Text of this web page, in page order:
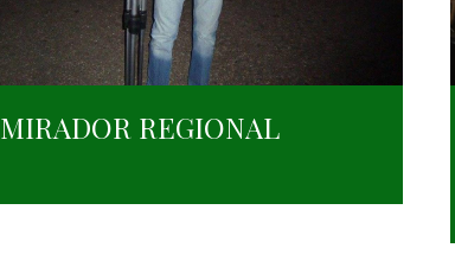
MIRADOR REGIONAL